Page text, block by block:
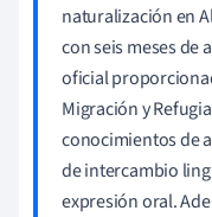
naturalización en
con seis meses de
oficial
Migración y
conocimientos de
de intercambio
expresión oral.